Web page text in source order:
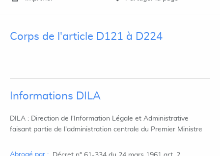
Corps de l'article D121 à D224
Informations DILA
DILA : Direction de l'Information Légale et Administrative
faisant partie de l'administration centrale du Premier Ministre
Abrogé par :